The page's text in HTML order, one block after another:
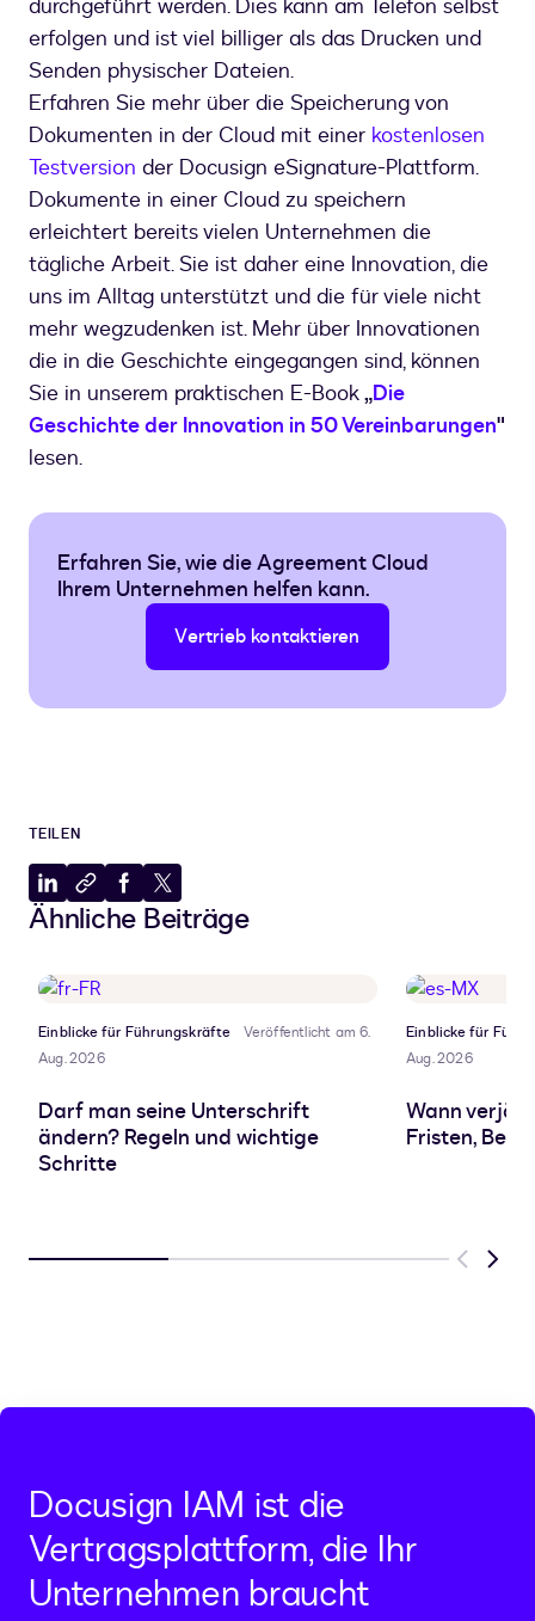
durchgeführt werden. Dies kann am Telefon selbst
erfolgen und ist viel billiger als das Drucken und
Senden physischer Dateien.
Erfahren Sie mehr über die Speicherung von
Dokumenten in der Cloud mit einer kostenlosen
Testversion der Docusign eSignature-Plattform.
Dokumente in einer Cloud zu speichern
erleichtert bereits vielen Unternehmen die
tägliche Arbeit. Sie ist daher eine Innovation, die
uns im Alltag unterstützt und die für viele nicht
mehr wegzudenken ist. Mehr über Innovationen
die in die Geschichte eingegangen sind, können
Sie in unserem praktischen E-Book„Die
Geschichte der Innovation in 50 Vereinbarungen"
lesen.
Erfahren Sie, wie die Agreement Cloud
Ihrem Unternehmen helfen kann.
Vertrieb kontaktieren
TEILEN
Auf
LinkedIn
In
Zwischenablage
Auf
Facebook
Auf
X
Ähnliche Beiträge
Einblicke für Führungskräfte
Veröffentlicht am 6.
Aug. 2026
Darf man seine Unterschrift
ändern? Regeln und wichtige
Schritte
Einblicke für
Aug. 2026
Wann
Fristen,
Previous
Next
Docusign IAM ist die
Vertragsplattform, die Ihr
Unternehmen braucht